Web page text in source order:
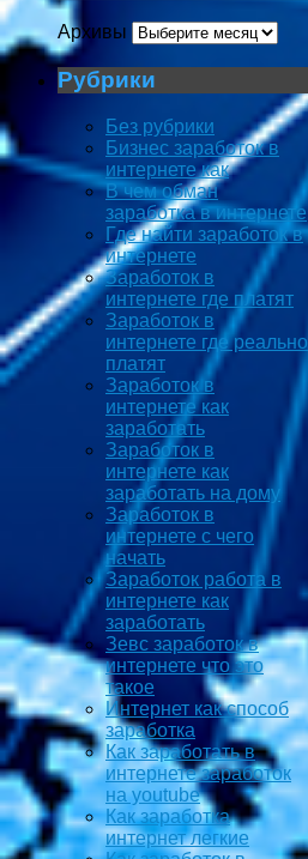
Архивы
Рубрики
Без рубрики
Бизнес заработок в
интернете как
В чем обман
заработка в интернете
Где найти заработок в
интернете
Заработок в
интернете где платят
Заработок в
интернете где реально
платят
Заработок в
интернете как
заработать
Заработок в
интернете как
заработать на дому
Заработок в
интернете с чего
начать
Заработок работа в
интернете как
заработать
Зевс заработок в
интернете что это
такое
Интернет как способ
заработка
Как заработать в
интернете заработок
на youtube
Как заработка
интернет легкие